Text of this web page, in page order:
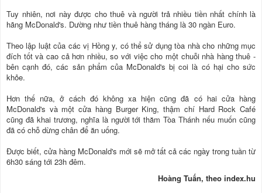
Tuy nhiên, nơi này được cho thuê và người trả nhiều tiền nhất chính là
hãng McDonald's. Dường như tiền thuê hàng tháng là 30 ngàn Euro.
Theo lập luật của các vị Hồng y, có thể sử dụng tòa nhà cho những mục
đích tốt và cao cả hơn nhiều, so với việc cho một chuỗi nhà hàng thuê -
bên cạnh đó, các sản phẩm của McDonald's bị coi là có hại cho sức
khỏe.
Hơn thế nữa, ở cách đó không xa hiện cũng đã có hai cửa hàng
McDonald's và một cửa hàng Burger King, thậm chí Hard Rock Café
cũng đã khai trương, nghĩa là người tới thăm Tòa Thánh nếu muốn cũng
đã có chỗ dừng chân để ăn uống.
Được biết, cửa hàng McDonald's mới sẽ mở tất cả các ngày trong tuần từ
6h30 sáng tới 23h đêm.
Hoàng Tuấn, theo index.hu